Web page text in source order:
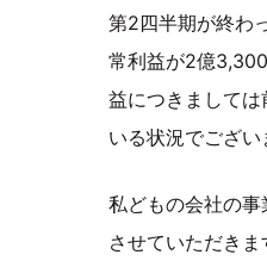
第2四半期が終わ
常利益が2億
益につきまして
いる状況でござ
私どもの会社の
させていただき